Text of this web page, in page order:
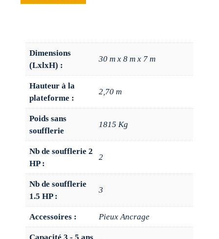
Dimensions
(LxlxH) :
30 m x 8 m x 7 m
Hauteur à la
plateforme :
2,70 m
Poids sans
soufflerie
1815 Kg
Nb de soufflerie 2
HP :
2
Nb de soufflerie
1.5 HP :
3
Accessoires : Pieux Ancrage